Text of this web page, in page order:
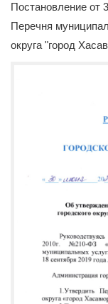
Постановление от
Перечня
округа "город